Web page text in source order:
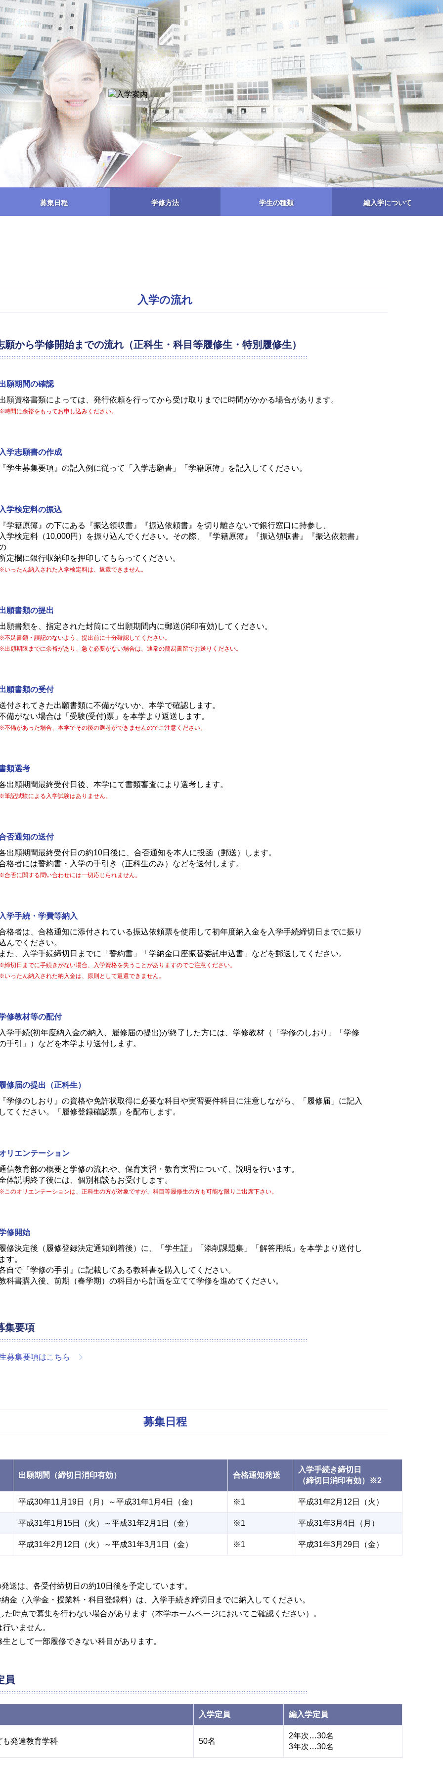
募集日程 学修方法 学生の種類 編入学について
入学の流れ
願から学修開始までの流れ（正科生・科目等履修生・特別履修生）
願期間の確認
願資格書類によっては、発行依頼を行ってから受け取りまでに時間がかかる場合があります。
時間に余裕をもってお申し込みください。
学志願書の作成
学生募集要項』の記入例に従って「入学志願書」「学籍原簿」を記入してください。
学検定料の振込
学籍原簿』の下にある『振込領収書』『振込依頼書』を切り離さないで銀行窓口に持参し、
学検定料（10,000円）を振り込んでください。その際、『学籍原簿』『振込領収書』『振込依頼書』
定欄に銀行収納印を押印してもらってください。
いったん納入された入学検定料は、返還できません。
願書類の提出
願書類を、指定された封筒にて出願期間内に郵送(消印有効)してください。
不足書類・誤記のないよう、提出前に十分確認してください。
出願期限までに余裕があり、急ぐ必要がない場合は、通常の簡易書留でお送りください。
願書類の受付
付されてきた出願書類に不備がないか、本学で確認します。
備がない場合は「受験(受付)票」を本学より返送します。
不備があった場合、本学でその後の選考ができませんのでご注意ください。
類選考
出願期間最終受付日後、本学にて書類審査により選考します。
筆記試験による入学試験はありません。
否通知の送付
出願期間最終受付日の約10日後に、合否通知を本人に投函（郵送）します。
格者には誓約書・入学の手引き（正科生のみ）などを送付します。
合否に関する問い合わせには一切応じられません。
学手続・学費等納入
格者は、合格通知に添付されている振込依頼票を使用して初年度納入金を入学手続締切日までに振り
んでください。
た、入学手続締切日までに「誓約書」「学納金口座振替委託申込書」などを郵送してください。
締切日までに手続きがない場合、入学資格を失うことがありますのでご注意ください。
いったん納入された納入金は、原則として返還できません。
修教材等の配付
学手続(初年度納入金の納入、履修届の提出)が終了した方には、学修教材（「学修のしおり」「学修
手引」）などを本学より送付します。
修届の提出（正科生）
学修のしおり』の資格や免許状取得に必要な科目や実習要件科目に注意しながら、「履修届」に記入
てください。「履修登録確認票」を配布します。
リエンテーション
信教育部の概要と学修の流れや、保育実習・教育実習について、説明を行います。
体説明終了後には、個別相談もお受けします。
このオリエンテーションは、正科生の方が対象ですが、科目等履修生の方も可能な限りご出席下さい。
修開始
修決定後（履修登録決定通知到着後）に、「学生証」「添削課題集」「解答用紙」を本学より送付し
す。
自で『学修の手引』に記載してある教科書を購入してください。
科書購入後、前期（春学期）の科目から計画を立てて学修を進めてください。
集要項
集要項はこちら
募集日程
出願期間（締切日消印有効） 合格通知発送
入学手続き締切日
（締切日消印有効）※2
平成30年11月19日（月）～平成31年1月4日（金） ※1 平成31年2月12日（火）
平成31年1月15日（火）～平成31年2月1日（金） ※1 平成31年3月4日（月）
平成31年2月12日（火）～平成31年3月1日（金） ※1 平成31年3月29日（金）
送は、各受付締切日の約10日後を予定しています。
金（入学金・授業料・科目登録料）は、入学手続き締切日までに納入してください。
た時点で募集を行わない場合があります（本学ホームページにおいてご確認ください）。
いません。
として一部履修できない科目があります。
員
入学定員 編入学定員
も発達教育学科 50名
2年次…30名
3年次…30名